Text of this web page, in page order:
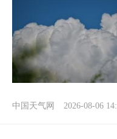
中国天气网 2026-08-06